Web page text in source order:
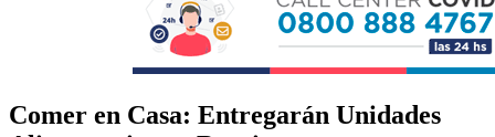
Comer en Casa: Entregarán Unidades